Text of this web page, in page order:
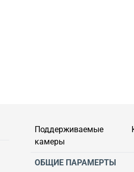
Поддерживаемые
камеры
ОБЩИЕ ПАРАМЕРТЫ